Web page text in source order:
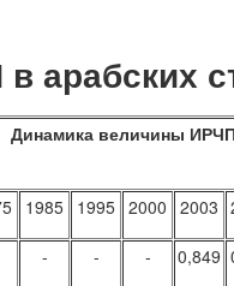
арабских
Динамика величины
1985 1995 2000 2003
- - - 0,849